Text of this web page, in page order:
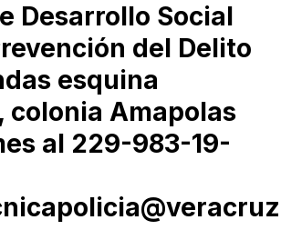
Desarrollo Social
del Delito
esquina
colonia Amapolas
al 229-983-19-